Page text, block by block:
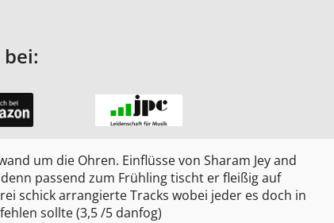
um die Ohren. Einflüsse von Sharam Jey and
passend zum Frühling tischt er fleißig auf
schick arrangierte Tracks wobei jeder es doch in
sollte (3,5 /5 danfog)